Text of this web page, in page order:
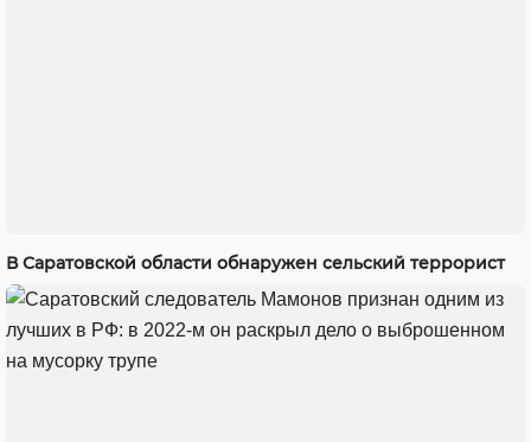
В Саратовской области обнаружен сельский террорист